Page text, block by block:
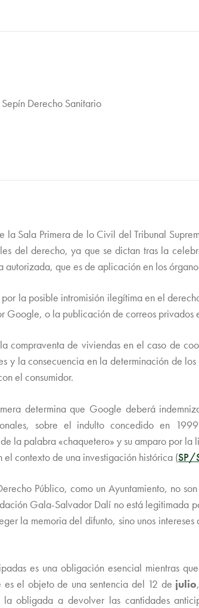
Derecho Sanitario
Sala Primera de lo Civil del Tribunal
del derecho, ya que se dictan tras la
que es de aplicación en los
la posible intromisión ilegítima en el
Google, o la publicación de correos privados
compraventa de viviendas en el caso de
la consecuencia en la determinación de
el consumidor.
determina que Google deberá
sobre el indulto concedido en
la palabra «chaquetero» y su amparo por
contexto de una investigación histórica (SP/
Público, como un Ayuntamiento, no
Gala-Salvador Dalí no está legitimada
la memoria del difunto, sino unos
es una obligación esencial mientras
es el objeto de una sentencia del 12 de julio
obligada a devolver las cantidades